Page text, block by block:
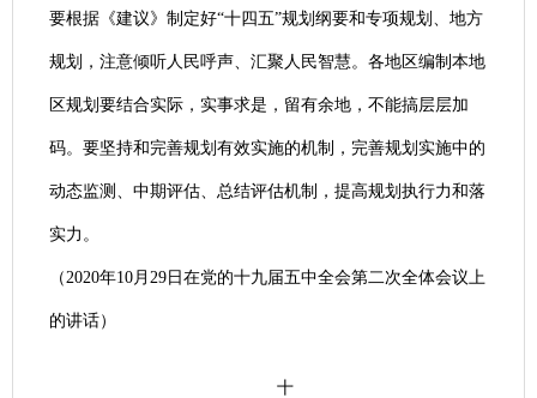
要根据《建议》制定好“十四五”规划纲要和专项规划、地方
规划，注意倾听人民呼声、汇聚人民智慧。各地区编制本地
区规划要结合实际，实事求是，留有余地，不能搞层层加
码。要坚持和完善规划有效实施的机制，完善规划实施中的
动态监测、中期评估、总结评估机制，提高规划执行力和落
实力。
（2020年10月29日在党的十九届五中全会第二次全体会议上
的讲话）
十